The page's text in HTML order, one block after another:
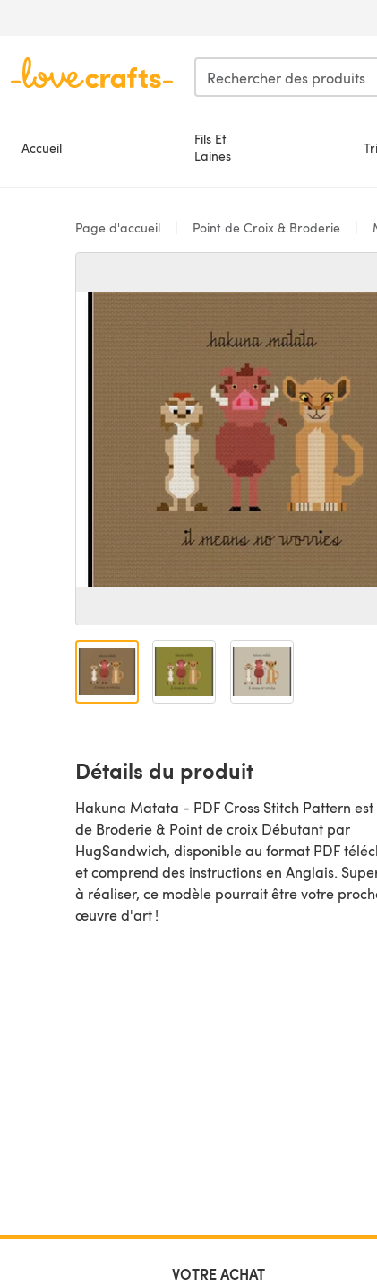
Accueil
Fils Et
Laines
Page d'accueil Point de Croix & Broderie
Détails du produit
Hakuna Matata - PDF Cross Stitch Pattern
de Broderie & Point de croix Débutant par
HugSandwich, disponible au format PDF
et comprend des instructions en Anglais.
à réaliser, ce modèle pourrait être votre
œuvre d'art !
VOTRE ACHAT